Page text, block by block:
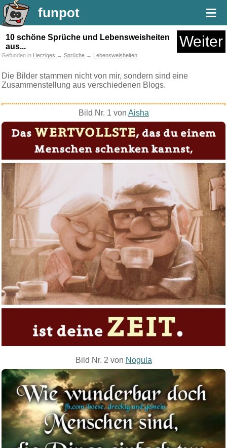
funpot ≡
10 schöne Sprüche und Lebensweisheiten
aus...
Weiter
Gefunden in Herziges → Sprüche → Lebensweisheiten
Die Bilder stammen nicht von mir, sondern sind eine
Zusammenstellung aus verschiedenen Blogs.
Bild Nr. 1 von Aisha
Bild Nr. 2 von Nogula